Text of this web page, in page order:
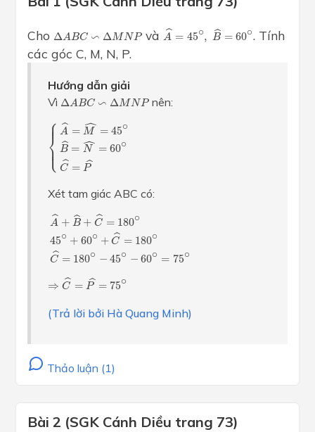
Cho ΔABC ∽ ΔMNP
Δ A BC∽ M NP và ˆ
A = 45∘, ˆ
B = 60∘
A^ 45∘ B^ ∘. Tính
các góc C, M, N, P.
Hướng dẫn giải
Vì ΔABC ∽ ΔMNP
Δ A BC∽ M NP nên:
⎧
⎪
⎪
⎨
⎪
⎪
⎩
ˆ
A = ˆ
M = 45∘
ˆ
B = ˆ
N = 60∘
ˆ
C = ˆ
P
A ^= ^= B
Xét tam giác ABC có:
ˆ
A + ˆ
B + ˆ
C = 180∘
45∘ + 60∘ + ˆ
C = 180∘
ˆ
C = 180∘ − 45∘ − 60∘ = 75∘
A^ B^ C^ ∘
⇒ ˆ
C = ˆ
P = 75∘
^ ^=
(Trả lời bởi Hà Quang Minh)
Thảo luận (1)
Bài 2 (SGK Cánh Diều trang 73)